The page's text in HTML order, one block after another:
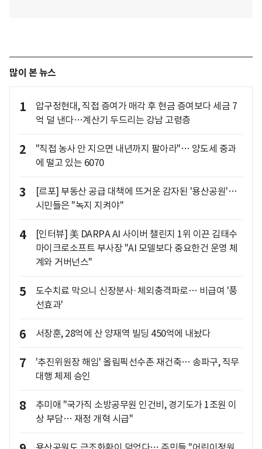
많이 본 뉴스
1
압구정현대, 직접 증여가 매각 후 현금 증여보다 세금 7
억 덜 낸다…계산기 두드리는 강남 고령층
2
"직접 농사 안 지으면 내년까지 팔아라"… 양도세 중과
에 떨고 있는 6070
3
[르포] 부동산 공급 대책에 뜨거운 감자된 '용산공원'…
시민들은 "녹지 지켜야"
4
[인터뷰] 美 DARPA AI 사이버 챌린지 1위 이끈 김태수
마이크로소프트 부사장 "AI 모델보다 중요한건 운영 체
계와 거버넌스"
5
도수치료 막으니 신장분사·체외충격파로… 비급여 '풍
선효과'
6 서장훈, 28억에 산 양재역 빌딩 450억에 내놨다
7
'추진위원장 해임' 올림픽선수촌 재건축… 송파구, 직무
대행 체제 승인
8
추미애 "국가직 소방공무원 인건비, 경기도가 1조원 이
상 부담… 재정 개혁 시급"